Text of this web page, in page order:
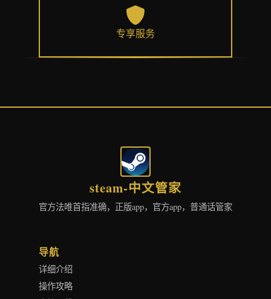
专享服务
steam-中文管家
官方法唯首指准确，正版app，官方app，普通话管家
导航
详细介绍
操作攻略